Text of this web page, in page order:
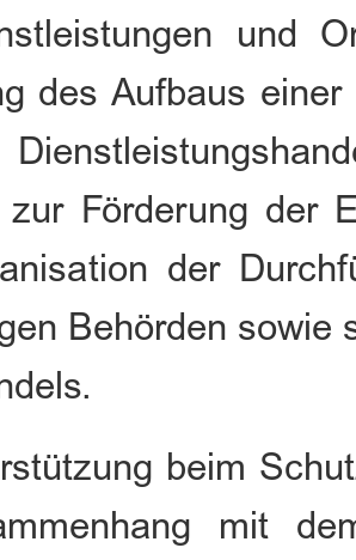
und
des Aufbaus
zur Förderung der
der
Behörden sowie
beim
mit